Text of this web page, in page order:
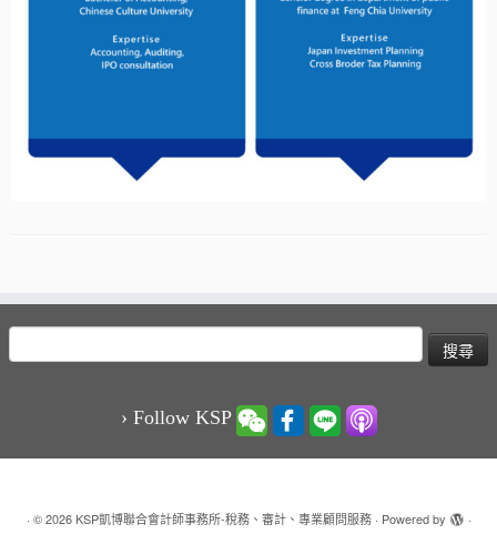
搜
尋
› Follow KSP
· © 2026 KSP凱博聯合會計師事務所-稅務、審計、專業顧問服務· Powered by ·